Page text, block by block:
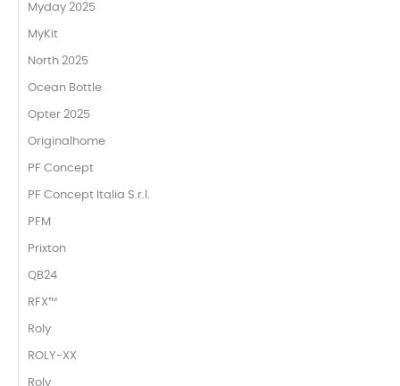
Myday 2025
MyKit
North 2025
Ocean Bottle
Opter 2025
Originalhome
PF Concept
PF Concept Italia S.r.l.
PFM
Prixton
QB24
RFX™
Roly
ROLY-XX
Roly_